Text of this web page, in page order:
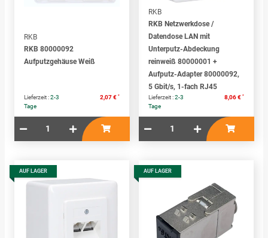
RKB
RKB 80000092
Aufputzgehäuse Weiß
Lieferzeit :2-3
Tage
2,07 € *
RKB
RKB Netzwerkdose /
Datendose LAN mit
Unterputz-Abdeckung
reinweiß 80000001 +
Aufputz-Adapter 80000092,
5 Gbit/s, 1-fach RJ45
Lieferzeit :2-3
Tage
8,06 € *
AUF LAGER AUF LAGER